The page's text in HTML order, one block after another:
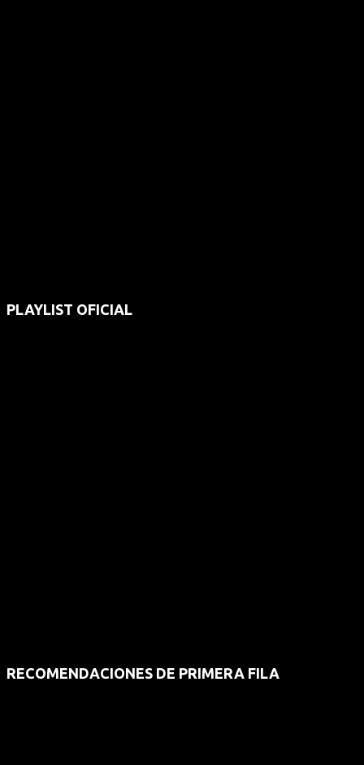
PLAYLIST OFICIAL
RECOMENDACIONES DE PRIMERA FILA